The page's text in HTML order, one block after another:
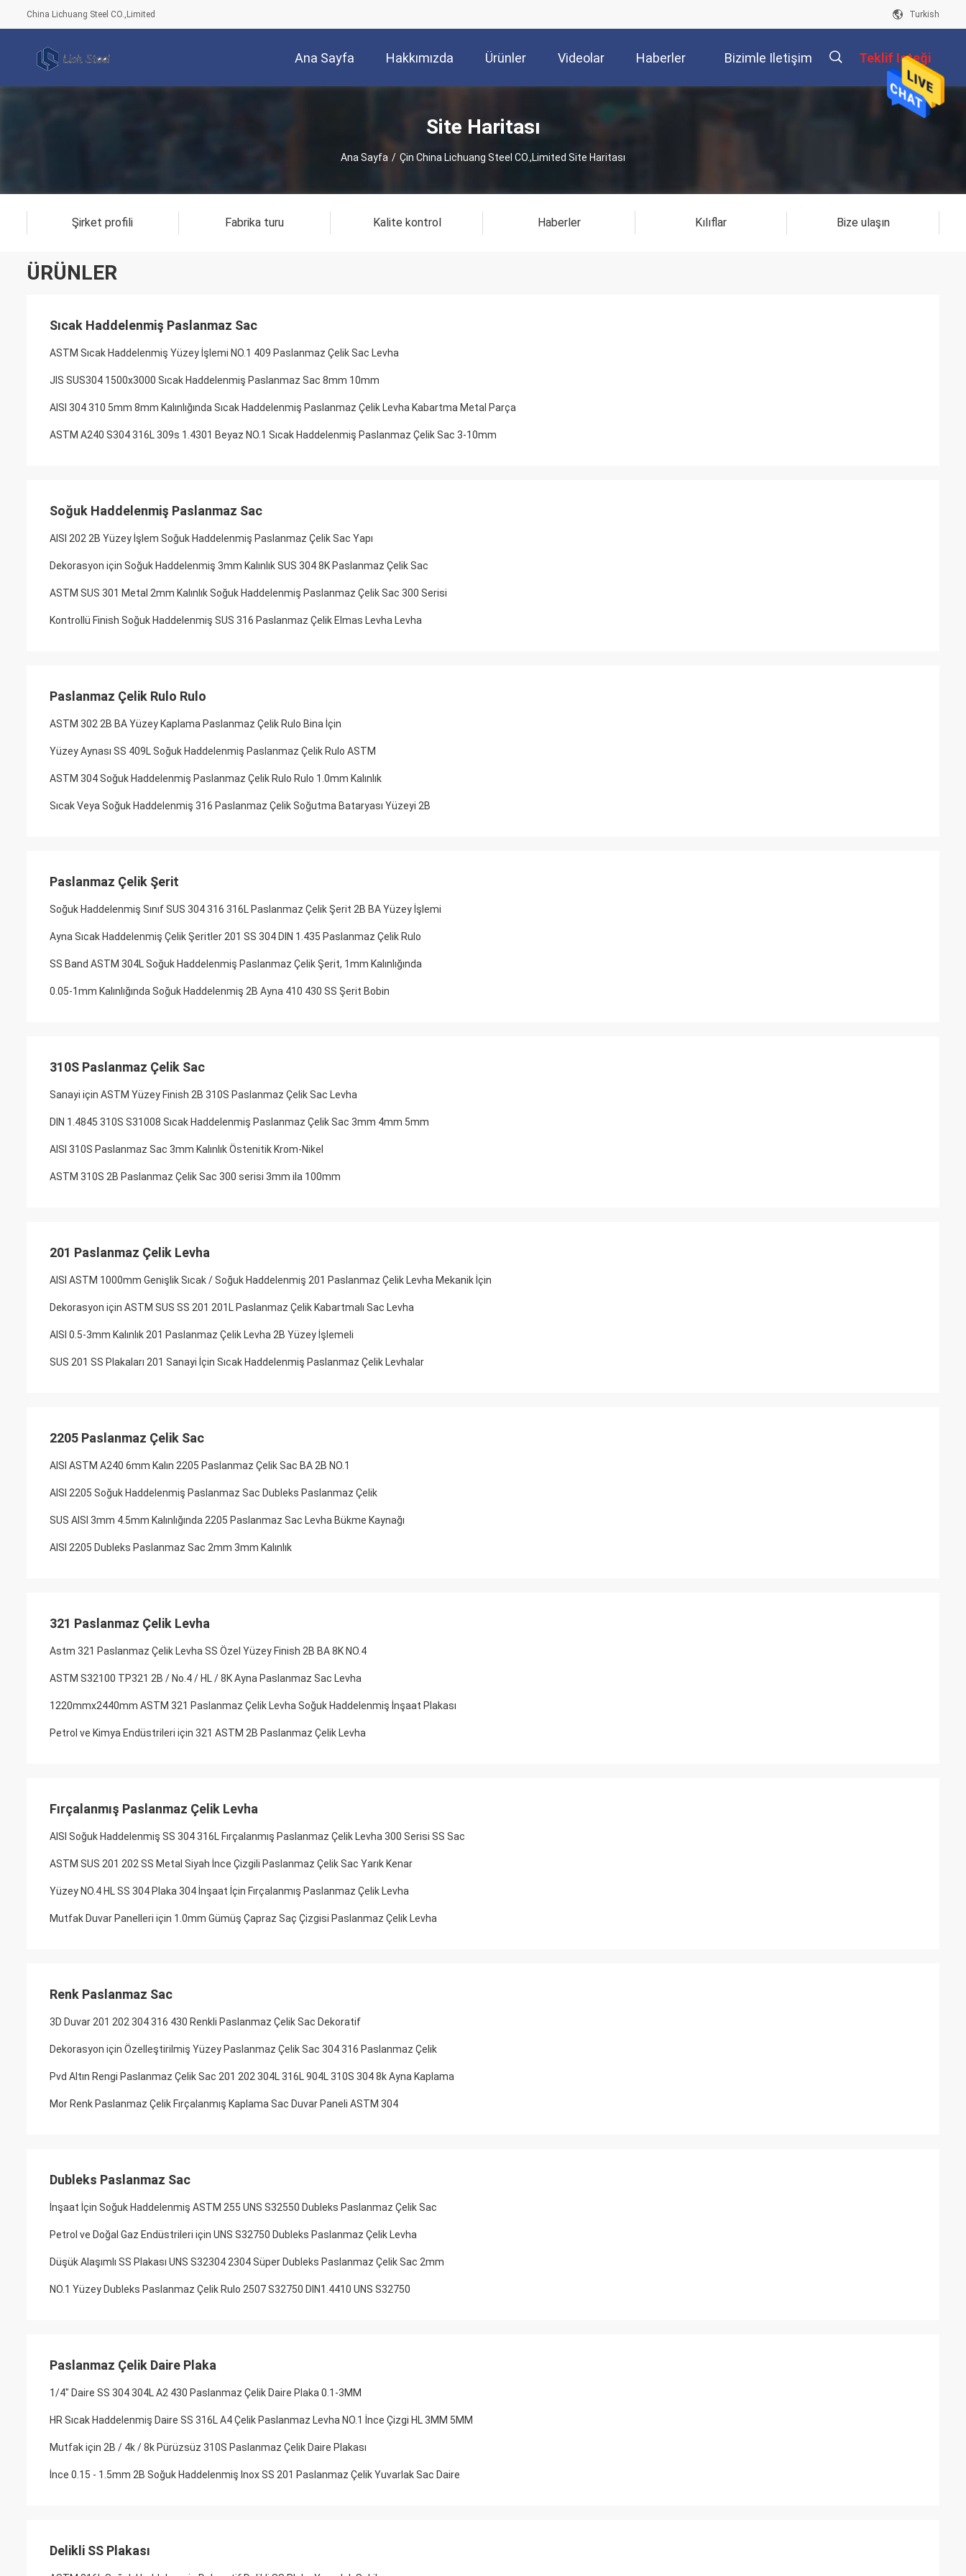
China Lichuang Steel CO.,Limited Turkish
Ana Sayfa Hakkımızda Ürünler Videolar Haberler Bizimle Iletişim Teklif Isteği
Site Haritası
Ana Sayfa / Çin China Lichuang Steel CO.,Limited Site Haritası
Şirket profili Fabrika turu Kalite kontrol Haberler Kılıflar Bize ulaşın
ÜRÜNLER
Sıcak Haddelenmiş Paslanmaz Sac
ASTM Sıcak Haddelenmiş Yüzey İşlemi NO.1 409 Paslanmaz Çelik Sac Levha
JIS SUS304 1500x3000 Sıcak Haddelenmiş Paslanmaz Sac 8mm 10mm
AISI 304 310 5mm 8mm Kalınlığında Sıcak Haddelenmiş Paslanmaz Çelik Levha Kabartma Metal Parça
ASTM A240 S304 316L 309s 1.4301 Beyaz NO.1 Sıcak Haddelenmiş Paslanmaz Çelik Sac 3-10mm
Soğuk Haddelenmiş Paslanmaz Sac
AISI 202 2B Yüzey İşlem Soğuk Haddelenmiş Paslanmaz Çelik Sac Yapı
Dekorasyon için Soğuk Haddelenmiş 3mm Kalınlık SUS 304 8K Paslanmaz Çelik Sac
ASTM SUS 301 Metal 2mm Kalınlık Soğuk Haddelenmiş Paslanmaz Çelik Sac 300 Serisi
Kontrollü Finish Soğuk Haddelenmiş SUS 316 Paslanmaz Çelik Elmas Levha Levha
Paslanmaz Çelik Rulo Rulo
ASTM 302 2B BA Yüzey Kaplama Paslanmaz Çelik Rulo Bina İçin
Yüzey Aynası SS 409L Soğuk Haddelenmiş Paslanmaz Çelik Rulo ASTM
ASTM 304 Soğuk Haddelenmiş Paslanmaz Çelik Rulo Rulo 1.0mm Kalınlık
Sıcak Veya Soğuk Haddelenmiş 316 Paslanmaz Çelik Soğutma Bataryası Yüzeyi 2B
Paslanmaz Çelik Şerit
Soğuk Haddelenmiş Sınıf SUS 304 316 316L Paslanmaz Çelik Şerit 2B BA Yüzey İşlemi
Ayna Sıcak Haddelenmiş Çelik Şeritler 201 SS 304 DIN 1.435 Paslanmaz Çelik Rulo
SS Band ASTM 304L Soğuk Haddelenmiş Paslanmaz Çelik Şerit, 1mm Kalınlığında
0.05-1mm Kalınlığında Soğuk Haddelenmiş 2B Ayna 410 430 SS Şerit Bobin
310S Paslanmaz Çelik Sac
Sanayi için ASTM Yüzey Finish 2B 310S Paslanmaz Çelik Sac Levha
DIN 1.4845 310S S31008 Sıcak Haddelenmiş Paslanmaz Çelik Sac 3mm 4mm 5mm
AISI 310S Paslanmaz Sac 3mm Kalınlık Östenitik Krom-Nikel
ASTM 310S 2B Paslanmaz Çelik Sac 300 serisi 3mm ila 100mm
201 Paslanmaz Çelik Levha
AISI ASTM 1000mm Genişlik Sıcak / Soğuk Haddelenmiş 201 Paslanmaz Çelik Levha Mekanik İçin
Dekorasyon için ASTM SUS SS 201 201L Paslanmaz Çelik Kabartmalı Sac Levha
AISI 0.5-3mm Kalınlık 201 Paslanmaz Çelik Levha 2B Yüzey İşlemeli
SUS 201 SS Plakaları 201 Sanayi İçin Sıcak Haddelenmiş Paslanmaz Çelik Levhalar
2205 Paslanmaz Çelik Sac
AISI ASTM A240 6mm Kalın 2205 Paslanmaz Çelik Sac BA 2B NO.1
AISI 2205 Soğuk Haddelenmiş Paslanmaz Sac Dubleks Paslanmaz Çelik
SUS AISI 3mm 4.5mm Kalınlığında 2205 Paslanmaz Sac Levha Bükme Kaynağı
AISI 2205 Dubleks Paslanmaz Sac 2mm 3mm Kalınlık
321 Paslanmaz Çelik Levha
Astm 321 Paslanmaz Çelik Levha SS Özel Yüzey Finish 2B BA 8K NO.4
ASTM S32100 TP321 2B / No.4 / HL / 8K Ayna Paslanmaz Sac Levha
1220mmx2440mm ASTM 321 Paslanmaz Çelik Levha Soğuk Haddelenmiş İnşaat Plakası
Petrol ve Kimya Endüstrileri için 321 ASTM 2B Paslanmaz Çelik Levha
Fırçalanmış Paslanmaz Çelik Levha
AISI Soğuk Haddelenmiş SS 304 316L Fırçalanmış Paslanmaz Çelik Levha 300 Serisi SS Sac
ASTM SUS 201 202 SS Metal Siyah İnce Çizgili Paslanmaz Çelik Sac Yarık Kenar
Yüzey NO.4 HL SS 304 Plaka 304 İnşaat İçin Fırçalanmış Paslanmaz Çelik Levha
Mutfak Duvar Panelleri için 1.0mm Gümüş Çapraz Saç Çizgisi Paslanmaz Çelik Levha
Renk Paslanmaz Sac
3D Duvar 201 202 304 316 430 Renkli Paslanmaz Çelik Sac Dekoratif
Dekorasyon için Özelleştirilmiş Yüzey Paslanmaz Çelik Sac 304 316 Paslanmaz Çelik
Pvd Altın Rengi Paslanmaz Çelik Sac 201 202 304L 316L 904L 310S 304 8k Ayna Kaplama
Mor Renk Paslanmaz Çelik Fırçalanmış Kaplama Sac Duvar Paneli ASTM 304
Dubleks Paslanmaz Sac
İnşaat İçin Soğuk Haddelenmiş ASTM 255 UNS S32550 Dubleks Paslanmaz Çelik Sac
Petrol ve Doğal Gaz Endüstrileri için UNS S32750 Dubleks Paslanmaz Çelik Levha
Düşük Alaşımlı SS Plakası UNS S32304 2304 Süper Dubleks Paslanmaz Çelik Sac 2mm
NO.1 Yüzey Dubleks Paslanmaz Çelik Rulo 2507 S32750 DIN1.4410 UNS S32750
Paslanmaz Çelik Daire Plaka
1/4" Daire SS 304 304L A2 430 Paslanmaz Çelik Daire Plaka 0.1-3MM
HR Sıcak Haddelenmiş Daire SS 316L A4 Çelik Paslanmaz Levha NO.1 İnce Çizgi HL 3MM 5MM
Mutfak için 2B / 4k / 8k Pürüzsüz 310S Paslanmaz Çelik Daire Plakası
İnce 0.15 - 1.5mm 2B Soğuk Haddelenmiş Inox SS 201 Paslanmaz Çelik Yuvarlak Sac Daire
Delikli SS Plakası